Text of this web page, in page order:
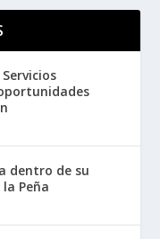
dentro de su
Peña